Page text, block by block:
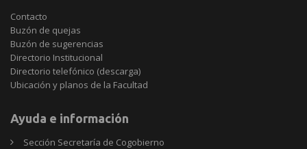
Contacto
Buzón de quejas
Buzón de sugerencias
Directorio Institucional
Directorio telefónico (descarga)
Ubicación y planos de la Facultad
Ayuda e información
Sección Secretaría de Cogobierno